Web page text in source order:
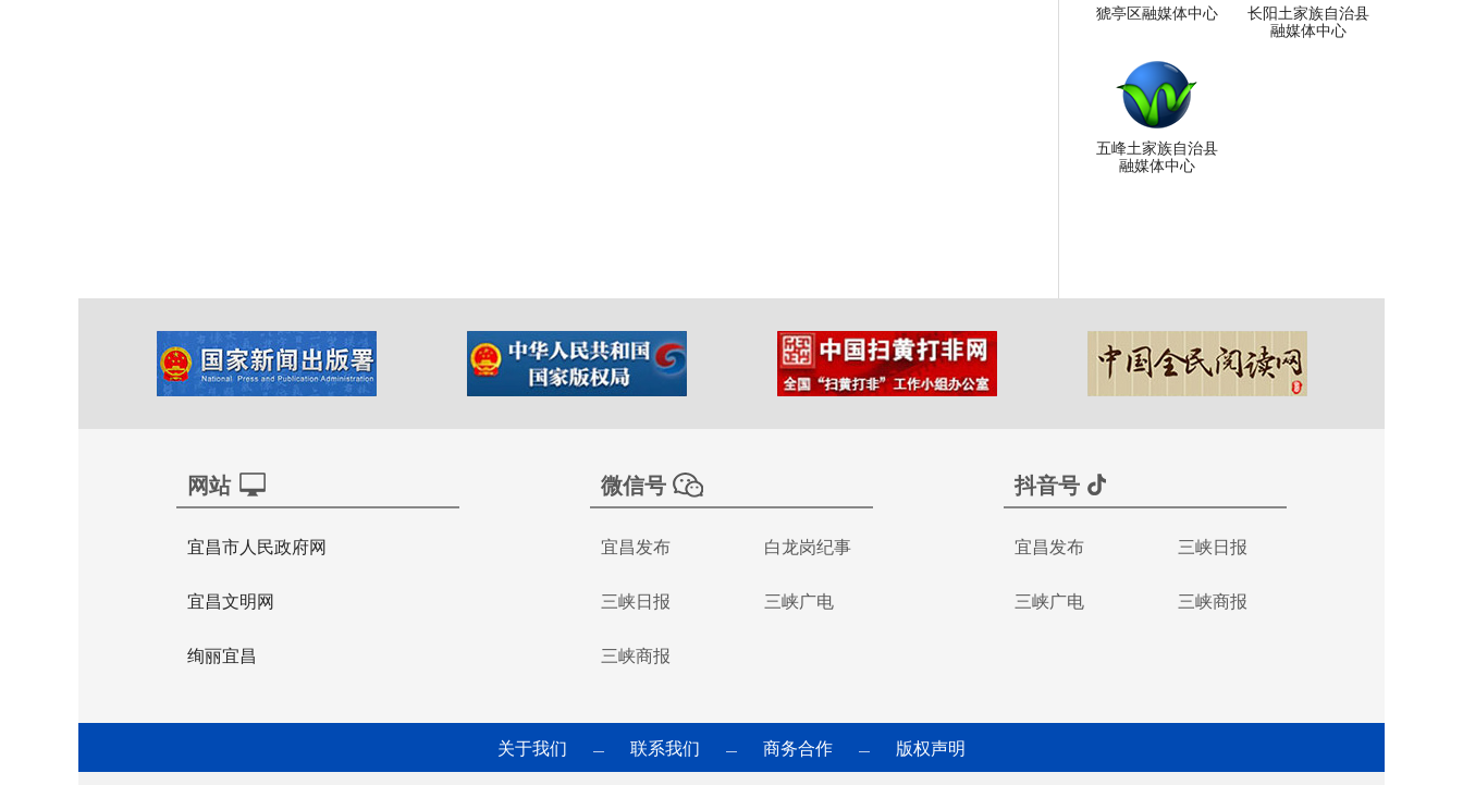
猇亭区融媒体中心
长阳土家族自治县
融媒体中心
五峰土家族自治县
融媒体中心
网站
宜昌市人民政府网
宜昌文明网
绚丽宜昌
微信号
宜昌发布 白龙岗纪事
三峡日报 三峡广电
三峡商报
抖音号
宜昌发布 三峡日报
三峡广电 三峡商报
关于我们 — 联系我们 — 商务合作 — 版权声明